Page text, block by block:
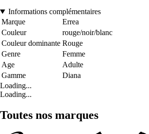
Informations complémentaires
Marque
Errea
Couleur
rouge/noir/blanc
Couleur dominante Rouge
Genre
Femme
Age
Adulte
Gamme
Diana
Loading...
Loading...
Toutes nos marques